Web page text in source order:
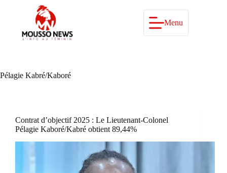
Menu
Pélagie Kabré/Kaboré
Contrat d’objectif 2025 : Le Lieutenant-Colonel
Pélagie Kaboré/Kabré obtient 89,44%